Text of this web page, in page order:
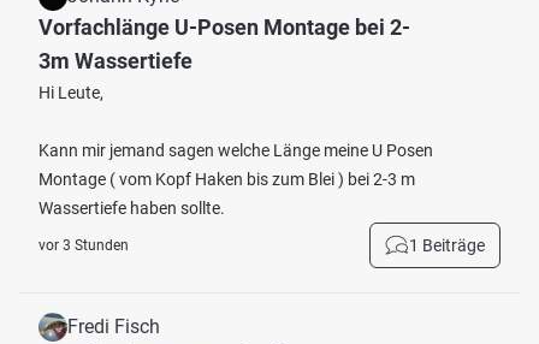
Vorfachlänge U-Posen Montage bei 2-
3m Wassertiefe
Hi Leute,
Kann mir jemand sagen welche Länge meine U Posen
Montage ( vom Kopf Haken bis zum Blei ) bei 2-3 m
Wassertiefe haben sollte.
vor 3 Stunden 1 Beiträge
Fredi Fisch